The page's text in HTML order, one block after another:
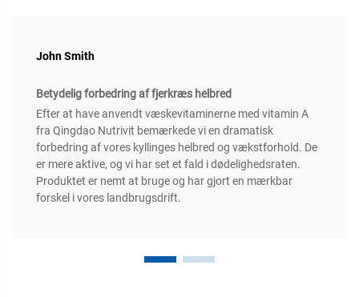
John Smith
Betydelig forbedring af fjerkræs helbred
Efter at have anvendt væskevitaminerne med vitamin A
fra Qingdao Nutrivit bemærkede vi en dramatisk
forbedring af vores kyllinges helbred og vækstforhold. De
er mere aktive, og vi har set et fald i dødelighedsraten.
Produktet er nemt at bruge og har gjort en mærkbar
forskel i vores landbrugsdrift.